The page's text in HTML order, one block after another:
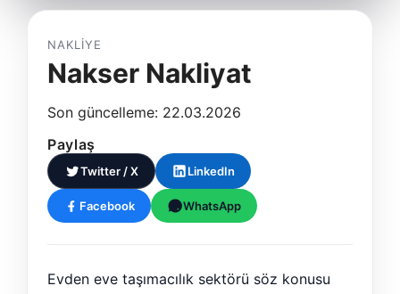
NAKLIYE
Nakser Nakliyat
Son güncelleme: 22.03.2026
Paylaş
Twitter / X LinkedIn
Facebook WhatsApp
Evden eve taşımacılık sektörü söz konusu